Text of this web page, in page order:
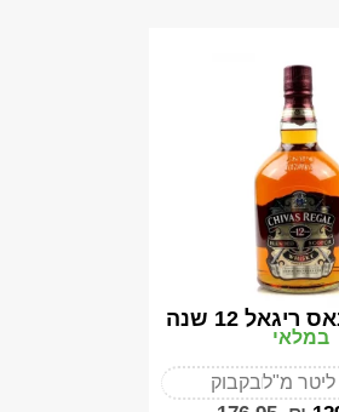
ריגאל 12 שנה
במלאי
בקבוק